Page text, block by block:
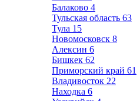
Балаково 4
Тульская область 63
Тула 15
Новомосковск 8
Алексин 6
Бишкек 62
Приморский край 61
Владивосток 22
Находка 6